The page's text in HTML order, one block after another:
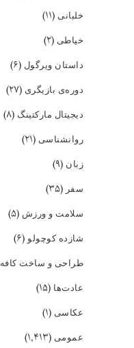
خلبانی (۱۱)
خیاطی (۲)
داستان ویرگول (۶)
دوره‌ی بازیگری (۲۷)
دیجیتال مارکتینگ (۸)
روانشناسی (۲۱)
زبان (۹)
سفر (۳۵)
سلامت و ورزش (۵)
شازده کوچولو (۶)
طراحی و ساخت کافه
عادت‌ها (۱۵)
عکاسی (۱)
عمومی (۱,۴۱۳)